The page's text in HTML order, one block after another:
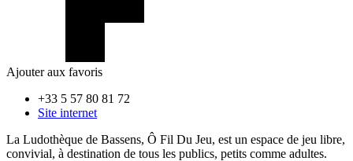
Ajouter aux favoris
+33 5 57 80 81 72
Site internet
La Ludothèque de Bassens, Ô Fil Du Jeu, est un espace de jeu libre,
convivial, à destination de tous les publics, petits comme adultes.